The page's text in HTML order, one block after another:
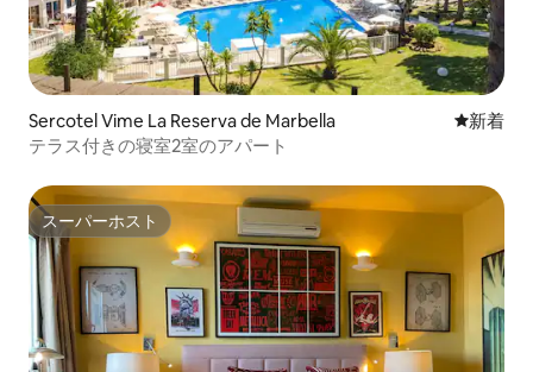
Sercotel Vime La Reserva de Marbella 新しい宿
新着
テラス付きの寝室2室のアパート
スーパーホスト
スーパーホスト